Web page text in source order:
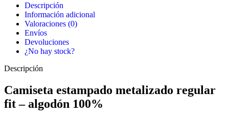
Descripción
Información adicional
Valoraciones (0)
Envíos
Devoluciones
¿No hay stock?
Descripción
Camiseta estampado metalizado regular
fit – algodón 100%